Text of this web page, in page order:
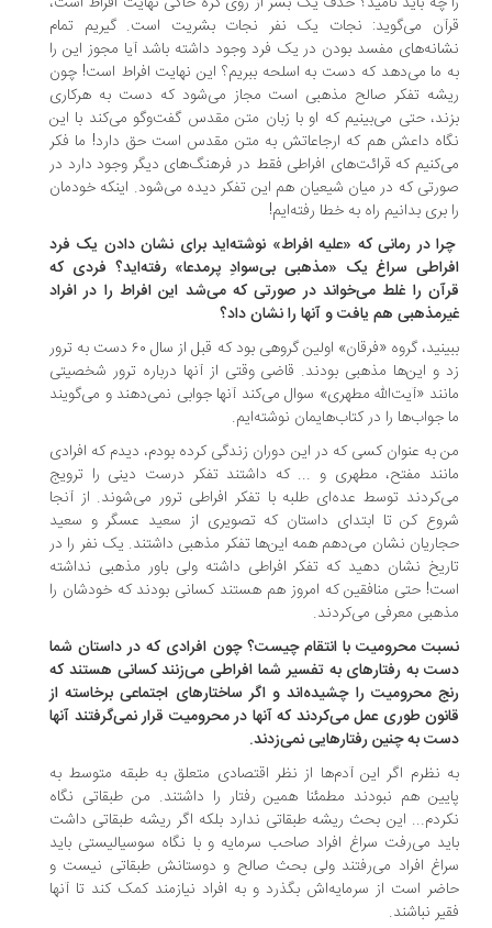
می‌گوید: نجات یک نفر نجات بشریت است. گیریم تمام
مفسد بودن در یک فرد وجود داشته باشد آیا مجوز این را
ما می‌دهد که دست به اسلحه ببریم؟ این نهایت افراط است! چون
تفکر صالح مذهبی است مجاز می‌شود که دست به هرکاری
حتی می‌بینیم که او با زبان متن مقدس گفت‌وگو می‌کند با این
داعش هم که ارجاعاتش به متن مقدس است حق دارد! ما فکر
که قرائت‌های افراطی فقط در فرهنگ‌های دیگر وجود دارد در
که در میان شیعیان هم این تفکر دیده می‌شود. اینکه خودمان
بری بدانیم راه به خطا رفته‌ایم!
در رمانی که «علیه افراط» نوشته‌اید برای نشان دادن یک فرد
سراغ یک «مذهبی بی‌سوادِ پرمدعا» رفته‌اید؟ فردی که
را غلط می‌خواند در صورتی که می‌شد این افراط را در افراد
هم یافت و آنها را نشان داد؟
ببینید، گروه «فرقان» اولین گروهی بود که قبل از سال ۶۰ دست به ترور
و این‌ها مذهبی بودند. قاضی وقتی از آنها درباره ترور شخصیتی
«آیت‌الله مطهری» سوال می‌کند آنها جوابی نمی‌دهند و می‌گویند
جواب‌ها را در کتاب‌هایمان نوشته‌ایم.
به عنوان کسی که در این دوران زندگی کرده بودم، دیدم که افرادی
مفتح، مطهری و ... که داشتند تفکر درست دینی را ترویج
توسط عده‌ای طلبه با تفکر افراطی ترور می‌شوند. از آنجا
کن تا ابتدای داستان که تصویری از سعید عسگر و سعید
نشان می‌دهم همه این‌ها تفکر مذهبی داشتند. یک نفر را در
نشان دهید که تفکر افراطی داشته ولی باور مذهبی نداشته
حتی منافقین که امروز هم هستند کسانی بودند که خودشان را
معرفی می‌کردند.
محرومیت با انتقام چیست؟ چون افرادی که در داستان شما
به رفتارهای به تفسیر شما افراطی می‌زنند کسانی هستند که
محرومیت را چشیده‌اند و اگر ساختارهای اجتماعی برخاسته از
طوری عمل می‌کردند که آنها در محرومیت قرار نمی‌گرفتند آنها
به چنین رفتارهایی نمی‌زدند.
نظرم اگر این آدم‌ها از نظر اقتصادی متعلق به طبقه متوسط به
هم نبودند مطمئنا همین رفتار را داشتند. من طبقاتی نگاه
این بحث ریشه طبقاتی ندارد بلکه اگر ریشه طبقاتی داشت
می‌رفت سراغ افراد صاحب سرمایه و با نگاه سوسیالیستی باید
افراد می‌رفتند ولی بحث صالح و دوستانش طبقاتی نیست و
است از سرمایه‌اش بگذرد و به افراد نیازمند کمک کند تا آنها
نباشند.